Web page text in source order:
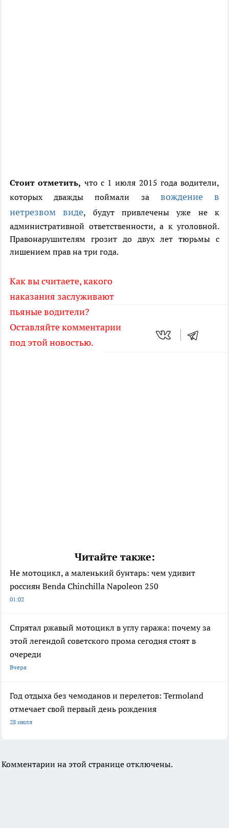
Стоит отметить, что с 1 июля 2015 года водители,
которых дважды поймали за вождение в
нетрезвом виде, будут привлечены уже не к
административной ответственности, а к уголовной.
Правонарушителям грозит до двух лет тюрьмы с
лишением прав на три года.
Как вы считаете, какого
наказания заслуживают
пьяные водители?
Оставляйте комментарии
под этой новостью.
Читайте также:
Не мотоцикл, а маленький бунтарь: чем удивит
россиян Benda Chinchilla Napoleon 250
01:02
Спрятал ржавый мотоцикл в углу гаража: почему за
этой легендой советского прома сегодня стоят в
очереди
Вчера
Год отдыха без чемоданов и перелетов: Termoland
отмечает свой первый день рождения
28 июля
Комментарии на этой странице отключены.